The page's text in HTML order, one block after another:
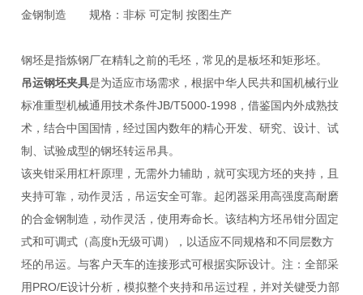
金钢制造 规格：非标 可定制 按图生产
钢坯是指炼钢厂在精轧之前的毛坯，常见的是板坯和矩形坯。
吊运钢坯夹具是为适应市场需求，根据中华人民共和国机械行业
标准重型机械通用技术条件JB/T5000-1998，借鉴国内外成熟技
术，结合中国国情，经过国内数年的精心开发、研究、设计、试
制、试验成型的钢坯转运吊具。
该夹钳采用杠杆原理，无需外力辅助，就可实现方坯的夹持，且
夹持可靠，动作灵活，吊运安全可靠。起闭器采用高强度高耐磨
的合金钢制造，动作灵活，使用寿命长。该结构方坯吊钳分固定
式和可调式（高度h无级可调），以适应不同规格和不同层数方
坯的吊运。与客户天车的连接形式可根据实际设计。注：全部采
用PRO/E设计分析，模拟整个夹持和吊运过程，并对关键受力部